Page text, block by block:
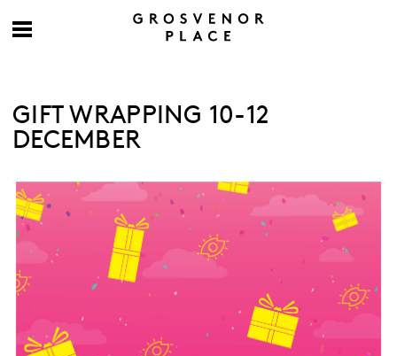
GIFT WRAPPING 10-12
DECEMBER